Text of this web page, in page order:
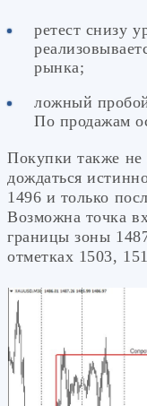
ретест снизу
рынка;
ложный
По продажам
Покупки также
дождаться
1496 и только
Возможна точка
границы зоны
отметках 1503,